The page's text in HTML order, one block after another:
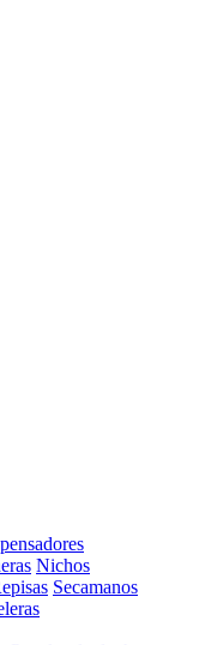
Nichos
Secamanos